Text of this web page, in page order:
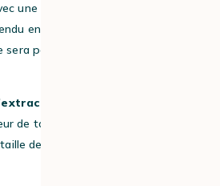
une machine à café à grain
en tasse que si vous faites une
pas préparé de la même
peut s’apparenter à
de torréfaction de votre café en
de mouture sont importantes.